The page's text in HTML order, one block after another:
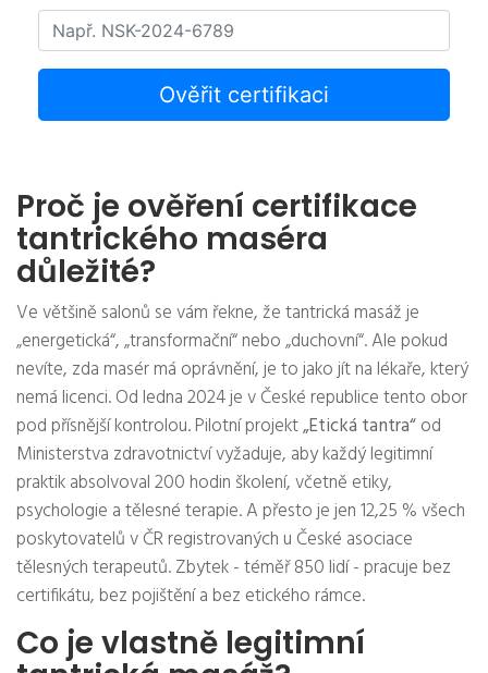
Ověřit certifikaci
Proč je ověření certifikace
tantrického maséra
důležité?
Ve většině salonů se vám řekne, že tantrická masáž je
„energetická“, „transformační“ nebo „duchovní“. Ale pokud
nevíte, zda masér má oprávnění, je to jako jít na lékaře, který
nemá licenci. Od ledna 2024 je v České republice tento obor
pod přísnější kontrolou. Pilotní projekt„Etická tantra“od
Ministerstva zdravotnictví vyžaduje, aby každý legitimní
praktik absolvoval 200 hodin školení, včetně etiky,
psychologie a tělesné terapie. A přesto je jen 12,25 % všech
poskytovatelů v ČR registrovaných u České asociace
tělesných terapeutů. Zbytek - téměř 850 lidí - pracuje bez
certifikátu, bez pojištění a bez etického rámce.
Co je vlastně legitimní